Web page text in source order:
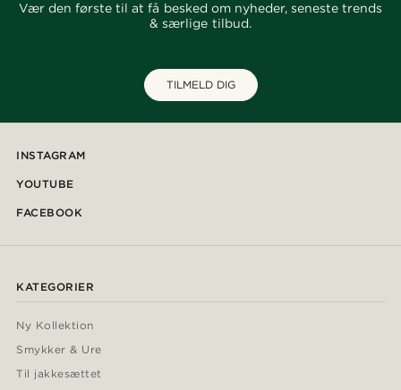
Vær den første til at få besked om nyheder, seneste trends
& særlige tilbud.
TILMELD DIG
INSTAGRAM
YOUTUBE
FACEBOOK
KATEGORIER
Ny Kollektion
Smykker & Ure
Til jakkesættet